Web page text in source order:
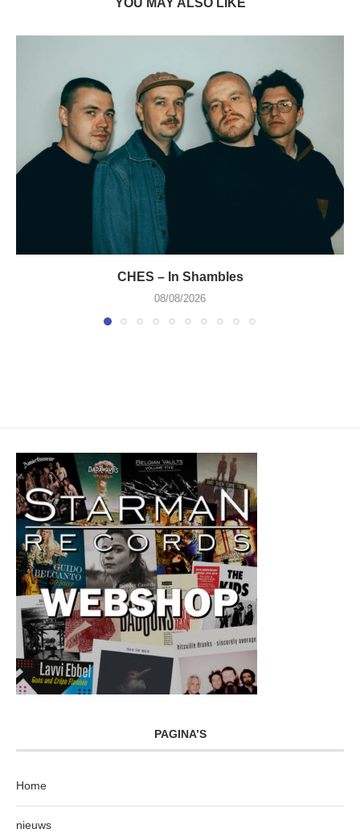
YOU MAY ALSO LIKE
CHES – In Shambles
08/08/2026
PAGINA’S
Home
nieuws